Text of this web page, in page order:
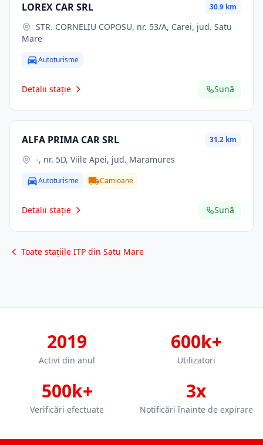
LOREX CAR SRL 30.9 km
Mare
Autoturisme
Detalii stație Sună
ALFA PRIMA CAR SRL 31.2 km
-, nr. 5D, Viile Apei, jud. Maramures
Autoturisme Camioane
Detalii stație Sună
Toate stațiile ITP din Satu Mare
2019
Activi din anul
600k+
Utilizatori
500k+
Verificări efectuate
3x
Notificări înainte de expirare